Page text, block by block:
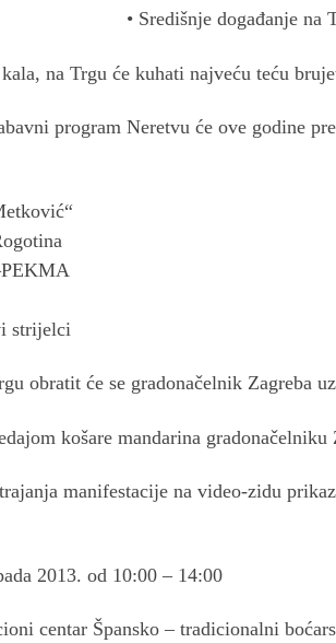
• Središnje događanje
na Trgu će kuhati najveću teću
program Neretvu će ove godine
strijelci
obratit će se gradonačelnik Zagreba
košare mandarina
manifestacije na video-zidu
2013. od 10:00 – 14:00
centar Špansko – tradicionalni